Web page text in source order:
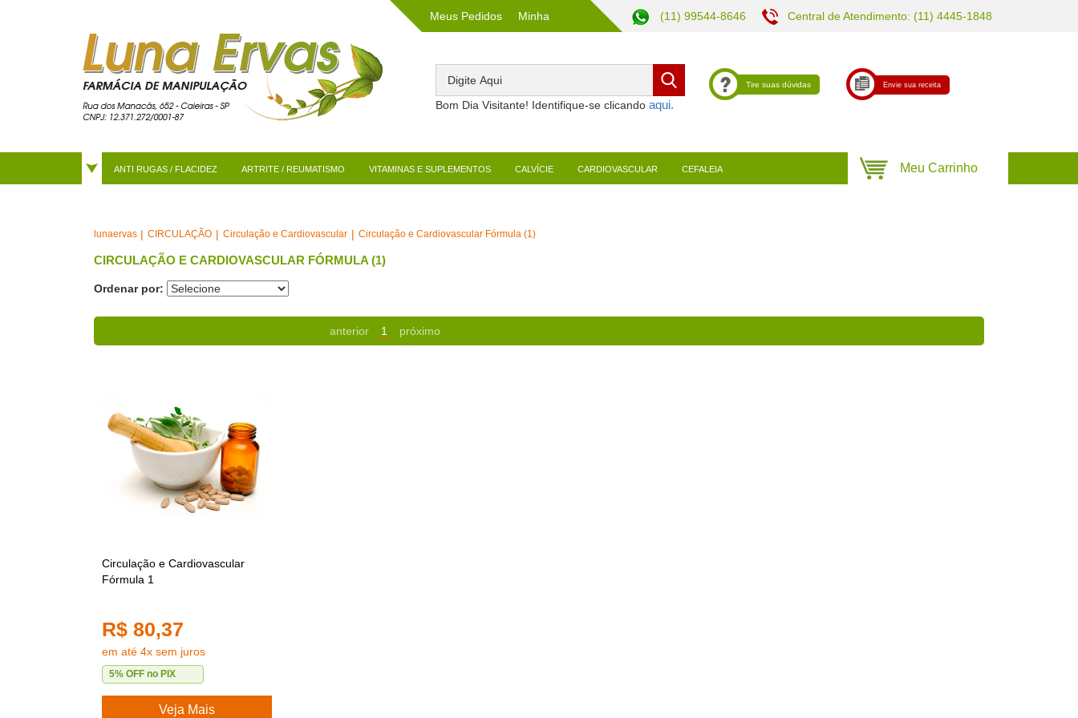
Meus Pedidos Minha (11) 99544-8646 Central de Atendimento: (11) 4445-1848
Bom Dia Visitante! Identifique-se clicando
Tire suas dúvidas Envie sua receita
ANTI RUGAS / FLACIDEZ ARTRITE / REUMATISMO VITAMINAS E SUPLEMENTOS CALVÍCIE CARDIOVASCULAR CEFALEIA
lunaervas CIRCULAÇÃO Circulação e Cardiovascular Circulação e Cardiovascular Fórmula (1)
CIRCULAÇÃO E CARDIOVASCULAR FÓRMULA (1)
Ordenar por:
anterior 1 próximo
Circulação e Cardiovascular
Fórmula 1
R$ 80,37
em até 4x sem juros
5% OFF no PIX
Veja Mais